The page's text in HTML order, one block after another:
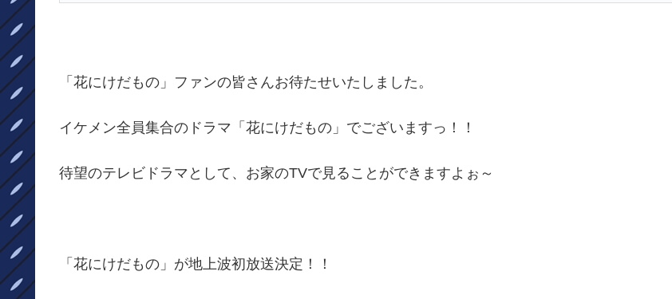
「花にけだもの」ファンの皆さんお待たせいたしました。
イケメン全員集合のドラマ「花にけだもの」でございますっ！！
待望のテレビドラマとして、お家のTVで見ることができますよぉ～
「花にけだもの」が地上波初放送決定！！